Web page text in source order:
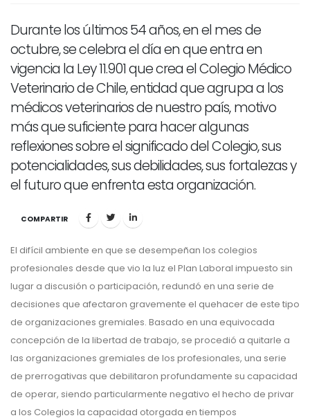
Durante los últimos 54 años, en el mes de
octubre, se celebra el día en que entra en
vigencia la Ley 11.901 que crea el Colegio Médico
Veterinario de Chile, entidad que agrupa a los
médicos veterinarios de nuestro país, motivo
más que suficiente para hacer algunas
reflexiones sobre el significado del Colegio, sus
potencialidades, sus debilidades, sus fortalezas y
el futuro que enfrenta esta organización.
COMPARTIR
El difícil ambiente en que se desempeñan los colegios
profesionales desde que vio la luz el Plan Laboral impuesto sin
lugar a discusión o participación, redundó en una serie de
decisiones que afectaron gravemente el quehacer de este tipo
de organizaciones gremiales. Basado en una equivocada
concepción de la libertad de trabajo, se procedió a quitarle a
las organizaciones gremiales de los profesionales, una serie
de prerrogativas que debilitaron profundamente su capacidad
de operar, siendo particularmente negativo el hecho de privar
a los Colegios la capacidad otorgada en tiempos